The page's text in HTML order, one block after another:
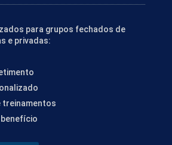
para grupos fechados de
e privadas:
treinamentos